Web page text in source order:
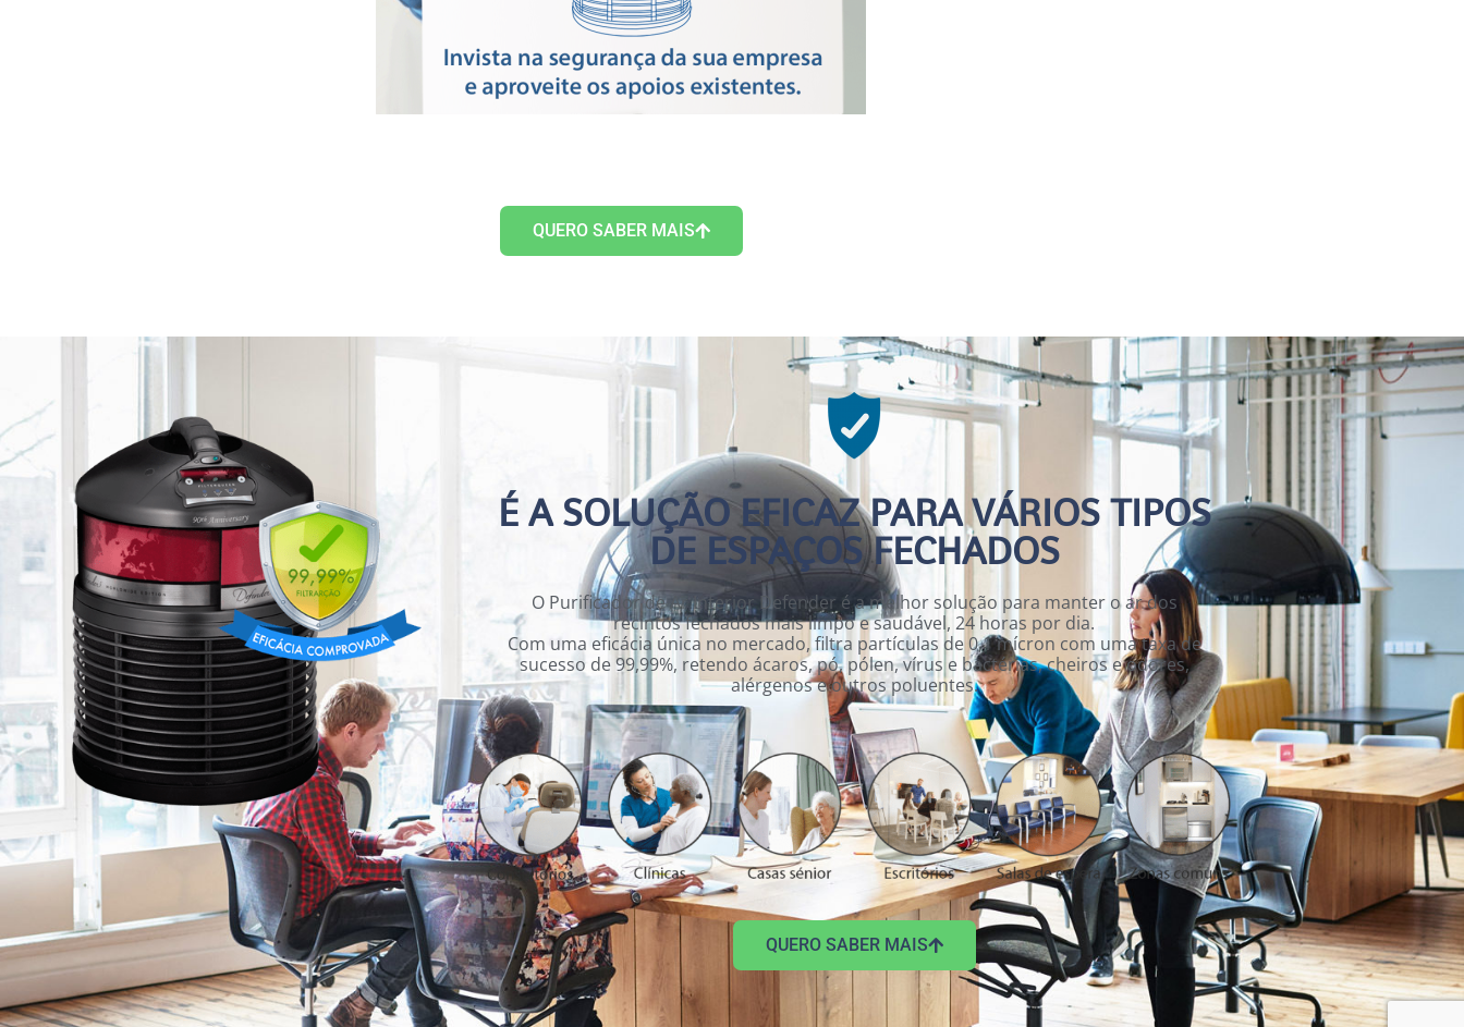
QUERO SABER MAIS
É A SOLUÇÃO EFICAZ PARA VÁRIOS TIPOS
DE ESPAÇOS FECHADOS
O Purificador de Ar Interior Defender é a melhor solução para manter o ar dos
recintos fechados mais limpo e saudável, 24 horas por dia.
Com uma eficácia única no mercado, filtra partículas de 0,1 mícron com uma taxa de
sucesso de 99,99%, retendo ácaros, pó, pólen, vírus e bactérias, cheiros e odores,
alérgenos e outros poluentes.
QUERO SABER MAIS